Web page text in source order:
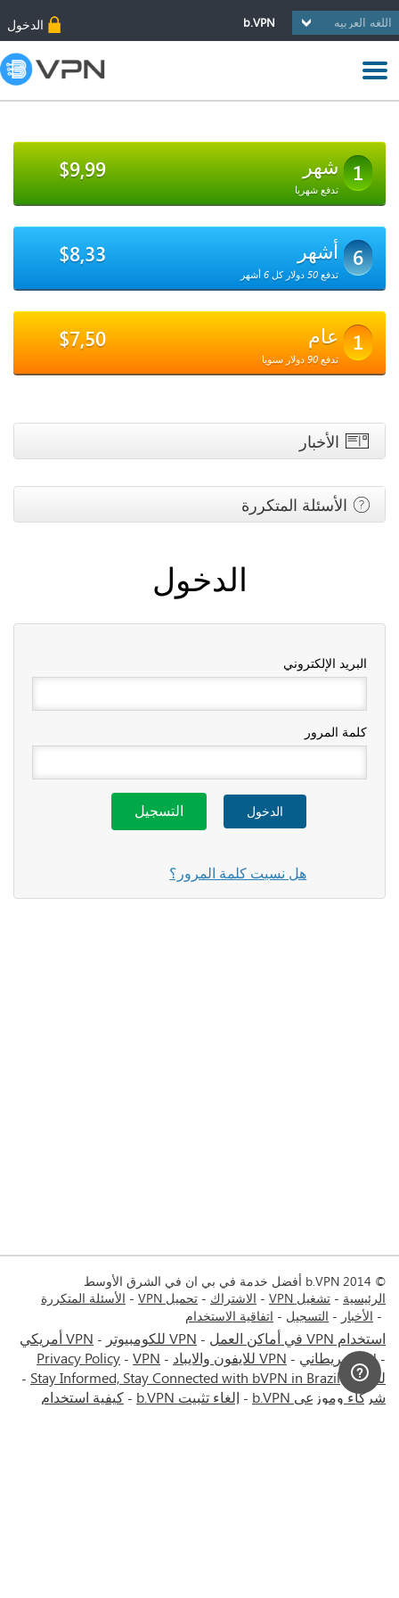
b.VPN الدخول
1 شهر $9,99
تدفع شهريا
6 أشهر $8,33
تدفع 50 دولار كل 6 أشهر
1 عام $7,50
تدفع 90 دولار سنويا
الأخبار
الأسئلة المتكررة
الدخول
البريد الإلكتروني
كلمة المرور
الدخول التسجيل
هل نسيت كلمة المرور؟
© 2014 b.VPN أفضل خدمة في بي ان في الشرق الأوسط
الرئيسية
تشغيل VPN الاشتراك تحميل VPN
الأسئلة المتكررة
الأخبار
التسجيل اتفاقية الاستخدام
استخدام VPN في أماكن العمل - VPN للكومبيوتر - VPN أمريكي
-VPN بريطاني - VPN للايفون والايباد -
Privacy Policy - VPN
للماك-
Stay Informed, Stay Connected with bVPN in Brazil
-
شركاء وموزعي b.VPN - إلغاء تثبيت b.VPN - كيفية استخدام